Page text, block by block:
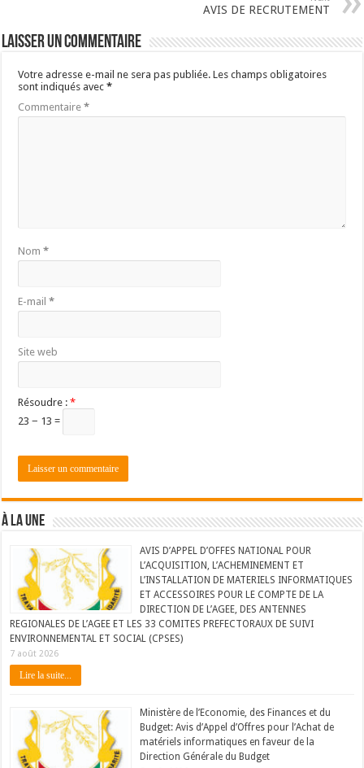
AVIS DE RECRUTEMENT
Laisser un commentaire
Votre adresse e-mail ne sera pas publiée. Les champs obligatoires
sont indiqués avec*
Commentaire*
Nom*
E-mail*
Site web
Résoudre :*
23 − 13 =
À LA UNE
AVIS D’APPEL D’OFFES NATIONAL POUR
L’ACQUISITION, L’ACHEMINEMENT ET
L’INSTALLATION DE MATERIELS INFORMATIQUES
ET ACCESSOIRES POUR LE COMPTE DE LA
DIRECTION DE L’AGEE, DES ANTENNES
REGIONALES DE L’AGEE ET LES 33 COMITES PREFECTORAUX DE SUIVI
ENVIRONNEMENTAL ET SOCIAL (CPSES)
7 août 2026
Lire la suite...
Ministère de l’Economie, des Finances et du
Budget: Avis d’Appel d’Offres pour l’Achat de
matériels informatiques en faveur de la
Direction Générale du Budget